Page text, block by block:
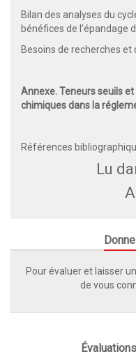
Bilan des analyses du
bénéfices de l’épandage
Besoins de recherches
Annexe. Teneurs seuils
chimiques dans la
Références
Lu
Pour évaluer et laisser
de vous